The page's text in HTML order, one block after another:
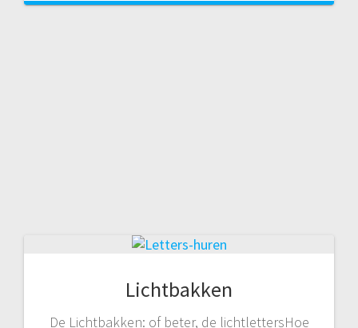
Lichtbakken
De Lichtbakken: of beter, de lichtlettersHoe